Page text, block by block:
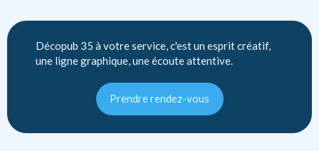
Décopub 35 à votre service, c'est un esprit créatif,
une ligne graphique, une écoute attentive.
Prendre rendez-vous